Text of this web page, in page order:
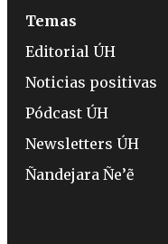
Temas
Editorial ÚH
Noticias positivas
Pódcast ÚH
Newsletters ÚH
Ñandejara Ñe’ẽ